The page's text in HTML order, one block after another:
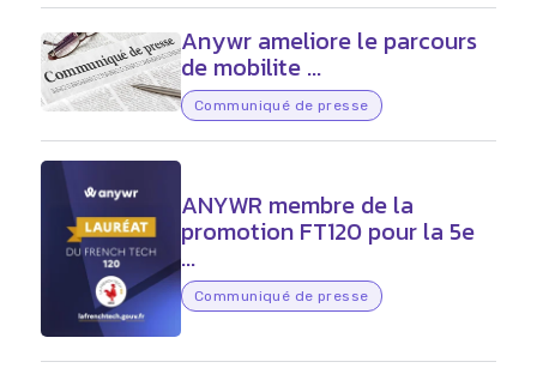
Anywr ameliore le parcours
de mobilite ...
Communiqué de presse
ANYWR membre de la
promotion FT120 pour la 5e
...
Communiqué de presse